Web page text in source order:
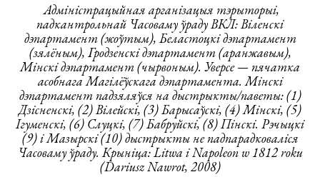
Адміністрацыйная арганізацыя тэрыторыі,
падкантрольнай Часоваму ўраду ВКЛ: Віленскі
дэпартамент (жоўтым), Беластоцкі дэпартамент
(зялёным), Гродзенскі дэпартамент (аранжавым),
Мінскі дэпартамент (чырвоным). Уверсе — пячатка
асобнага Магілёўскага дэпартамента. Мінскі
дэпартамент падзяляўся на дыстрыкты/паветы: (1)
Дзісненскі, (2) Вілейскі, (3) Барысаўскі, (4) Мінскі, (5)
Ігуменскі, (6) Слуцкі, (7) Бабруйскі, (8) Пінскі. Рэчыцкі
(9) і Мазырскі (10) дыстрыкты не падпарадковаліся
Часоваму ўраду. Крыніца: Litwa i Napoleon w 1812 roku
(Dariusz Nawrot, 2008)